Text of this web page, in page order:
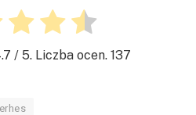
/ 5. Liczba ocen. 137